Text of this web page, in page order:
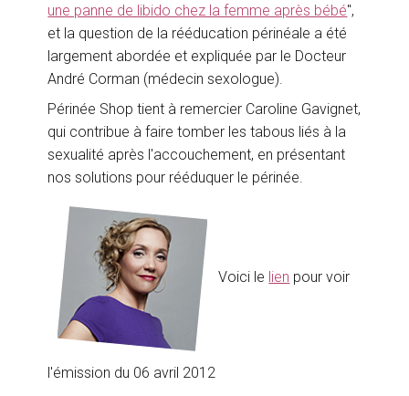
une panne de libido chez la femme après bébé",
et la question de la rééducation périnéale a été
largement abordée et expliquée par le Docteur
André Corman (médecin sexologue).
Périnée Shop tient à remercier Caroline Gavignet,
qui contribue à faire tomber les tabous liés à la
sexualité après l'accouchement, en présentant
nos solutions pour rééduquer le périnée.
Voici le lien pour voir
l'émission du 06 avril 2012